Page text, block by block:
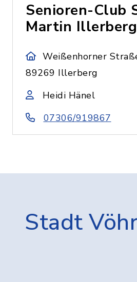
Senioren-Club
Martin Illerberg
Weißenhorner
89269 Illerberg
Heidi Hänel
07306/919867
Stadt